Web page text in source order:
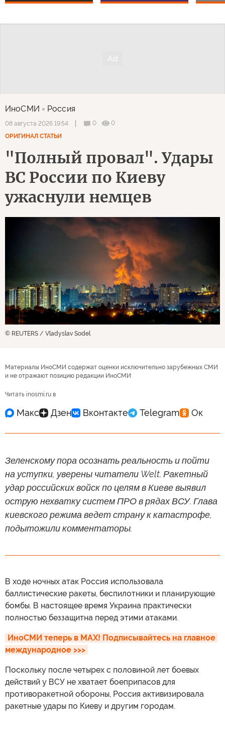
ИноСМИ Россия
08 августа 2026 19:54 0
0
ОРИГИНАЛ СТАТЬИ
"Полный провал". Удары
ВС России по Киеву
ужаснули немцев
© REUTERS / Vladyslav Sodel
Материалы ИноСМИ содержат оценки исключительно зарубежных СМИ
и не отражают позицию редакции ИноСМИ
Читать inosmi.ru в
Зеленскому пора осознать реальность и пойти
на уступки, уверены читатели Welt. Ракетный
удар российских войск по целям в Киеве выявил
острую нехватку систем ПРО в рядах ВСУ. Глава
киевского режима ведет страну к катастрофе,
подытожили комментаторы.
В ходе ночных атак Россия использовала
баллистические ракеты, беспилотники и планирующие
бомбы. В настоящее время Украина практически
полностью беззащитна перед этими атаками.
ИноСМИ теперь в MAX! Подписывайтесь на главное
международное >>>
Поскольку после четырех с половиной лет боевых
действий у ВСУ не хватает боеприпасов для
противоракетной обороны, Россия активизировала
ракетные удары по Киеву и другим городам.